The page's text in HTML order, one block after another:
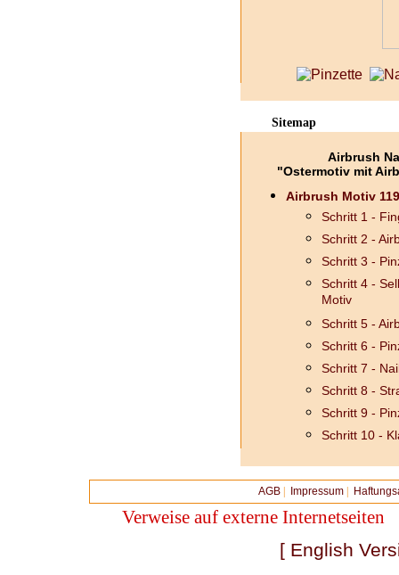
Sitemap
Airbrush
"Ostermotiv mit
Airbrush Motiv
Schritt 1 -
Schritt 2 -
Schritt 3 -
Schritt 4 -
Motiv
Schritt 5 -
Schritt 6 -
Schritt 7 -
Schritt 8 -
Schritt 9 -
Schritt 10 -
AGB Impressum
Verweise auf externe Internetseiten
[ English